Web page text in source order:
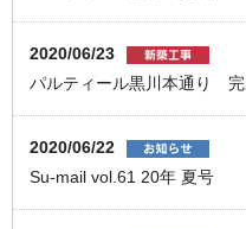
2020/06/23
パルティール黒川本通り
2020/06/22
Su-mail vol.61 20年 夏号